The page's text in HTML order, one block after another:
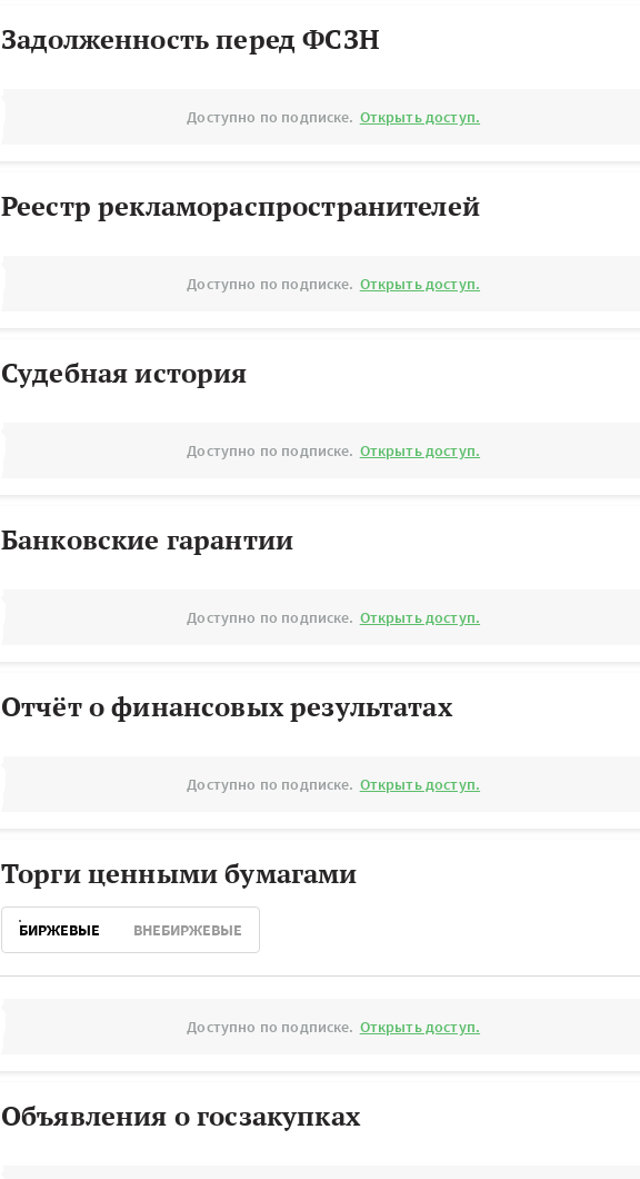
Задолженность перед ФСЗН
Доступно по подписке. Открыть доступ.
Реестр рекламораспространителей
Доступно по подписке. Открыть доступ.
Судебная история
Доступно по подписке. Открыть доступ.
Банковские гарантии
Доступно по подписке. Открыть доступ.
Отчёт о финансовых результатах
Доступно по подписке. Открыть доступ.
Торги ценными бумагами
БИРЖЕВЫЕ ВНЕБИРЖЕВЫЕ
Доступно по подписке. Открыть доступ.
Объявления о госзакупках